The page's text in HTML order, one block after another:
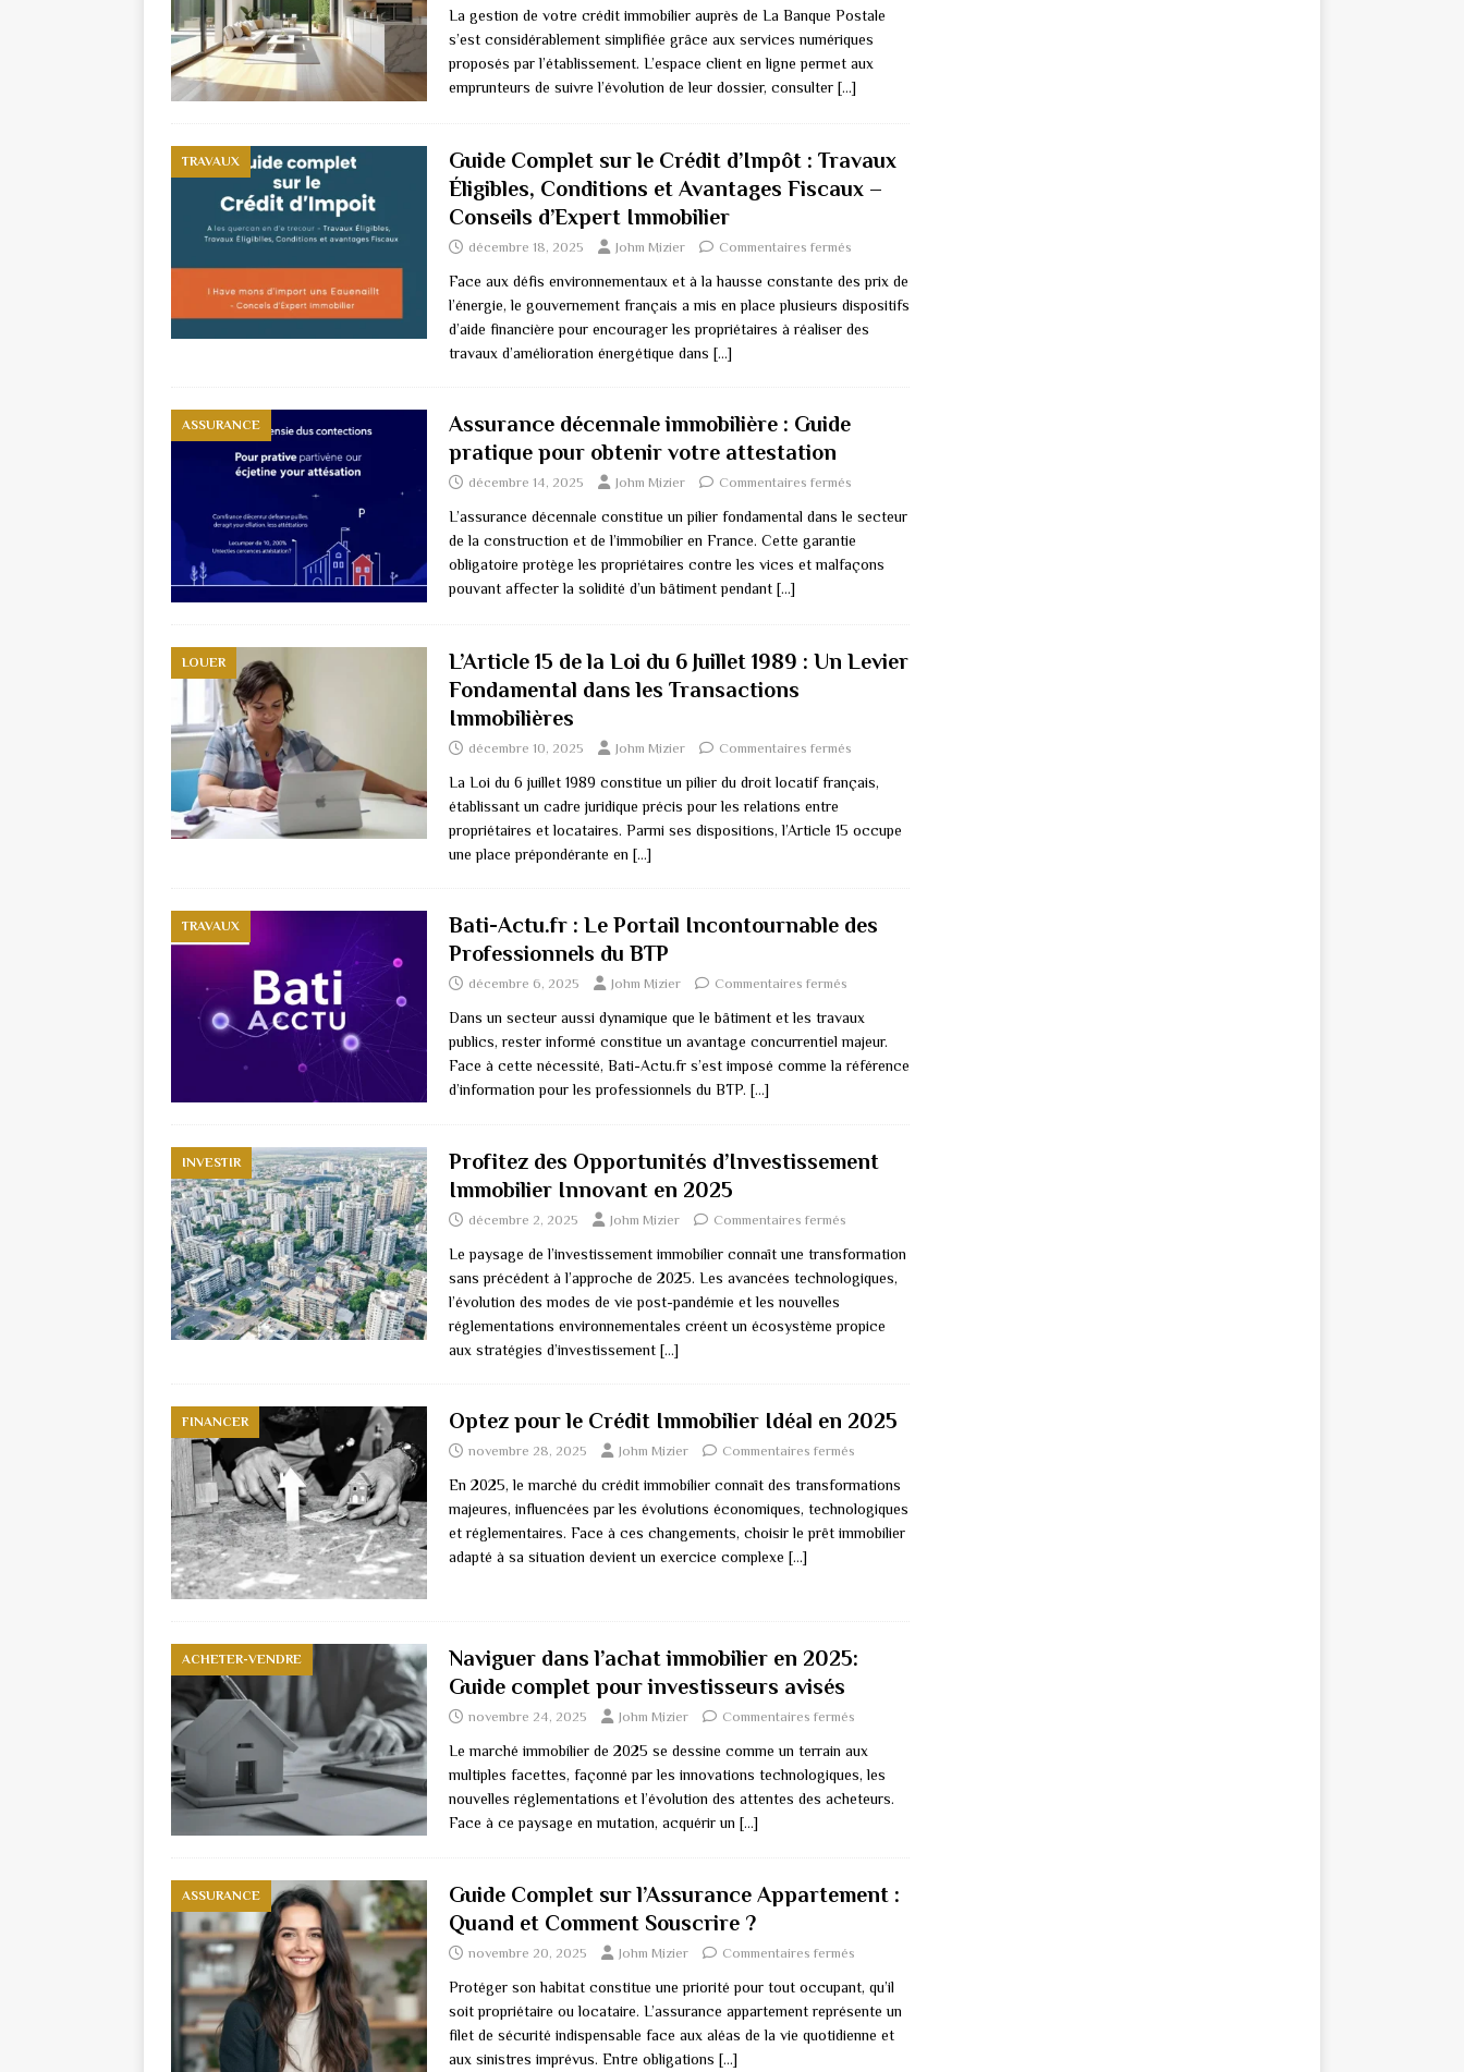
La gestion de votre crédit immobilier auprès de La Banque Postale
s’est considérablement simplifiée grâce aux services numériques
proposés par l’établissement. L’espace client en ligne permet aux
emprunteurs de suivre l’évolution de leur dossier, consulter […]
TRAVAUX
Guide Complet sur le Crédit d’Impôt : Travaux
Éligibles, Conditions et Avantages Fiscaux –
Conseils d’Expert Immobilier
décembre 18, 2025 Johm Mizier Commentaires fermés
Face aux défis environnementaux et à la hausse constante des prix de
l’énergie, le gouvernement français a mis en place plusieurs dispositifs
d’aide financière pour encourager les propriétaires à réaliser des
travaux d’amélioration énergétique dans […]
ASSURANCE
Assurance décennale immobilière : Guide
pratique pour obtenir votre attestation
décembre 14, 2025 Johm Mizier Commentaires fermés
L’assurance décennale constitue un pilier fondamental dans le secteur
de la construction et de l’immobilier en France. Cette garantie
obligatoire protège les propriétaires contre les vices et malfaçons
pouvant affecter la solidité d’un bâtiment pendant […]
LOUER
L’Article 15 de la Loi du 6 Juillet 1989 : Un Levier
Fondamental dans les Transactions
Immobilières
décembre 10, 2025 Johm Mizier Commentaires fermés
La Loi du 6 juillet 1989 constitue un pilier du droit locatif français,
établissant un cadre juridique précis pour les relations entre
propriétaires et locataires. Parmi ses dispositions, l’Article 15 occupe
une place prépondérante en […]
TRAVAUX
Bati-Actu.fr : Le Portail Incontournable des
Professionnels du BTP
décembre 6, 2025 Johm Mizier Commentaires fermés
Dans un secteur aussi dynamique que le bâtiment et les travaux
publics, rester informé constitue un avantage concurrentiel majeur.
Face à cette nécessité, Bati-Actu.fr s’est imposé comme la référence
d’information pour les professionnels du BTP. […]
INVESTIR
Profitez des Opportunités d’Investissement
Immobilier Innovant en 2025
décembre 2, 2025 Johm Mizier Commentaires fermés
Le paysage de l’investissement immobilier connaît une transformation
sans précédent à l’approche de 2025. Les avancées technologiques,
l’évolution des modes de vie post-pandémie et les nouvelles
réglementations environnementales créent un écosystème propice
aux stratégies d’investissement […]
FINANCER Optez pour le Crédit Immobilier Idéal en 2025
novembre 28, 2025 Johm Mizier Commentaires fermés
En 2025, le marché du crédit immobilier connaît des transformations
majeures, influencées par les évolutions économiques, technologiques
et réglementaires. Face à ces changements, choisir le prêt immobilier
adapté à sa situation devient un exercice complexe […]
ACHETER-VENDRE
Naviguer dans l’achat immobilier en 2025:
Guide complet pour investisseurs avisés
novembre 24, 2025 Johm Mizier Commentaires fermés
Le marché immobilier de 2025 se dessine comme un terrain aux
multiples facettes, façonné par les innovations technologiques, les
nouvelles réglementations et l’évolution des attentes des acheteurs.
Face à ce paysage en mutation, acquérir un […]
ASSURANCE
Guide Complet sur l’Assurance Appartement :
Quand et Comment Souscrire ?
novembre 20, 2025 Johm Mizier Commentaires fermés
Protéger son habitat constitue une priorité pour tout occupant, qu’il
soit propriétaire ou locataire. L’assurance appartement représente un
filet de sécurité indispensable face aux aléas de la vie quotidienne et
aux sinistres imprévus. Entre obligations […]